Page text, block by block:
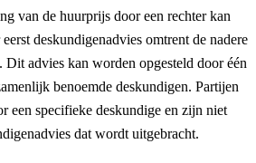
van de huurprijs door een rechter kan
deskundigenadvies omtrent de nadere
advies kan worden opgesteld door één
benoemde deskundigen. Partijen
een specifieke deskundige en zijn niet
dat wordt uitgebracht.